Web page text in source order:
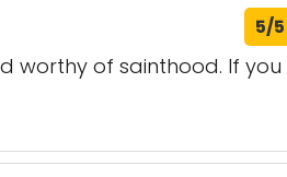
5/5
worthy of sainthood. If